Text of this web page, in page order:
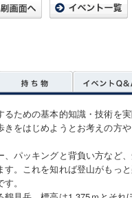
るための基本的知識・技術を
をはじめようとお考えの方や
パッキングと背負い方など
。これを知れば登山がもっ
。